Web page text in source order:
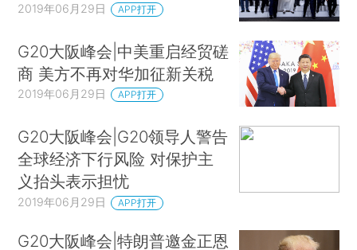
2019年06月29日 APP打开
G20大阪峰会|中美重启经贸磋
商 美方不再对华加征新关税
2019年06月29日 APP打开
G20大阪峰会|G20领导人警告
全球经济下行风险 对保护主
义抬头表示担忧
2019年06月29日 APP打开
G20大阪峰会|特朗普邀金正恩